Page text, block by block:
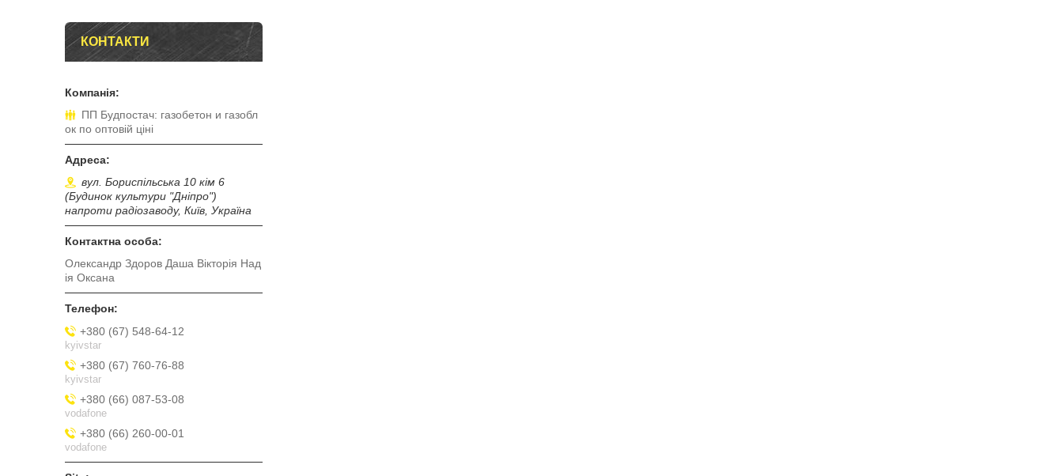
КОНТАКТИ
ПП Будпостач: газобетон и газобл
ок по оптовій ціні
вул. Бориспільська 10 кім 6
(Будинок культури "Дніпро")
напроти радіозаводу, Київ, Україна
Олександр Здоров Даша Вікторія Над
ія Оксана
+380 (67) 548-64-12
kyivstar
+380 (67) 760-76-88
kyivstar
+380 (66) 087-53-08
vodafone
+380 (66) 260-00-01
vodafone